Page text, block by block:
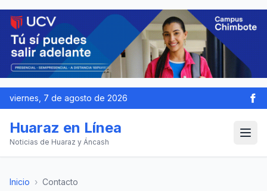
viernes, 7 de agosto de 2026
Huaraz en Línea
Noticias de Huaraz y Áncash
Inicio › Contacto